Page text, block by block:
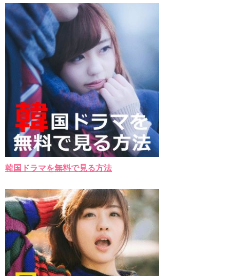
韓国ドラマを無料で見る方法